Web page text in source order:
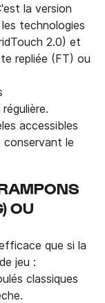
la version
technologies
2.0) et
repliée (FT) ou
accessibles
conservant le
OU
que si la
jeu :
classiques